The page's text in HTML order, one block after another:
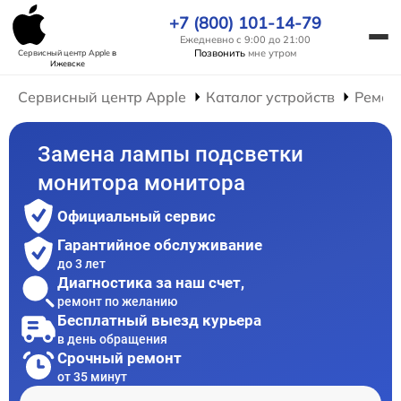
Сервисный центр Appleв
Ижевске
+7 (800) 101-14-79
Ежедневно с 9:00 до 21:00
Позвонить мне утром
Сервисный центр Apple Каталог устройств
Замена лампы подсветки
монитора монитора
Официальный сервис
Гарантийное обслуживание
до 3 лет
Диагностика за наш счет,
ремонт по желанию
Бесплатный выезд курьера
в день обращения
Срочный ремонт
от 35 минут